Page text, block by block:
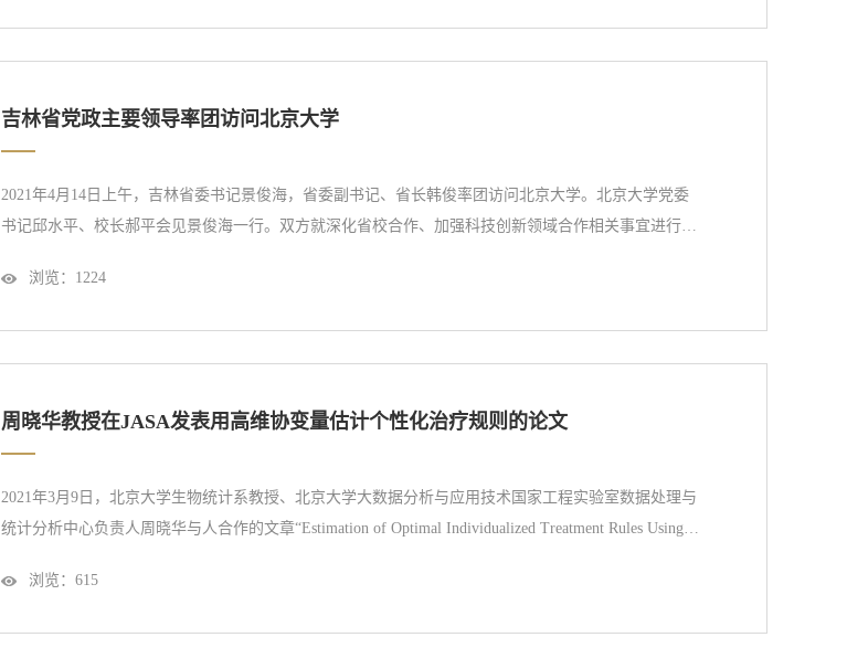
吉林省党政主要领导率团访问北京大学
2021年4月14日上午，吉林省委书记景俊海，省委副书记、省长韩俊率团访问北京大学。北京大学党委
书记邱水平、校长郝平会见景俊海一行。双方就深化省校合作、加强科技创新领域合作相关事宜进行座
浏览： 1224
周晓华教授在JASA发表用高维协变量估计个性化治疗规则的论文
2021年3月9日，北京大学生物统计系教授、北京大学大数据分析与应用技术国家工程实验室数据处理与
统计分析中心负责人周晓华与人合作的文章“Estimation of Optimal Individualized Treatment Rules Using a
变量特异治疗效果曲线估计最优个性化治疗规则》）在Journal of American Statistical Association（美国
浏览： 615